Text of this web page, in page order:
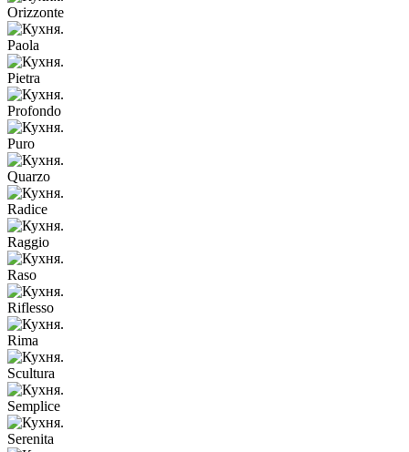
Orizzonte
Paola
Pietra
Profondo
Puro
Quarzo
Radice
Raggio
Raso
Riflesso
Rima
Scultura
Semplice
Serenita